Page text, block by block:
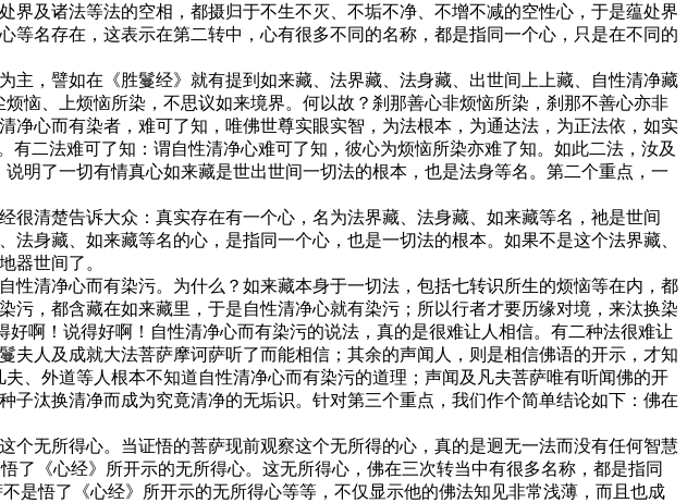
及诸法等法的空相，都摄归于不生不灭、不垢不净、不增不减的空性心，于是蕴处界
名存在，这表示在第二转中，心有很多不同的名称，都是指同一个心，只是在不同的
，譬如在《胜鬘经》就有提到如来藏、法界藏、法身藏、出世间上上藏、自性清净藏
恼、上烦恼所染，不思议如来境界。何以故？刹那善心非烦恼所染，刹那不善心亦非
心而有染者，难可了知，唯佛世尊实眼实智，为法根本，为通达法，为正法依，如实
二法难可了知：谓自性清净心难可了知，彼心为烦恼所染亦难了知。如此二法，汝及
明了一切有情真心如来藏是世出世间一切法的根本，也是法身等名。第二个重点，一
清楚告诉大众：真实存在有一个心，名为法界藏、法身藏、如来藏等名，祂是世间
身藏、如来藏等名的心，是指同一个心，也是一切法的根本。如果不是这个法界藏、
器世间了。
清净心而有染污。为什么？如来藏本身于一切法，包括七转识所生的烦恼等在内，都
，都含藏在如来藏里，于是自性清净心就有染污；所以行者才要历缘对境，来汰换染
啊！说得好啊！自性清净心而有染污的说法，真的是很难让人相信。有二种法很难让
人及成就大法菩萨摩诃萨听了而能相信；其余的声闻人，则是相信佛语的开示，才知
、外道等人根本不知道自性清净心而有染污的道理；声闻及凡夫菩萨唯有听闻佛的开
汰换清净而成为究竟清净的无垢识。针对第三个重点，我们作个简单结论如下：佛在
无所得心。当证悟的菩萨现前观察这个无所得的心，真的是迥无一法而没有任何智慧
了《心经》所开示的无所得心。这无所得心，佛在三次转当中有很多名称，都是指同
是悟了《心经》所开示的无所得心等等，不仅显示他的佛法知见非常浅薄，而且也成